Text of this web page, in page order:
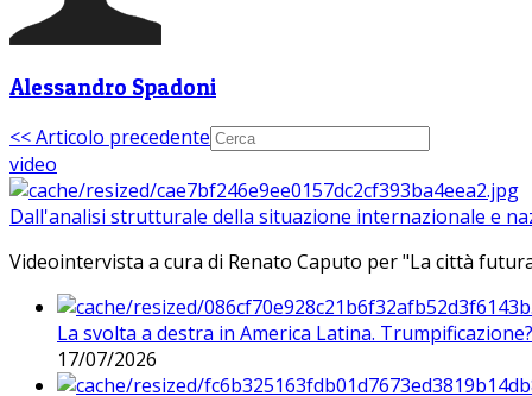
Alessandro Spadoni
<< Articolo precedente
video
Dall'analisi strutturale della situazione internazionale e
Videointervista a cura di Renato Caputo per "La città
La svolta a destra in America Latina. Trumpificazione?
17/07/2026